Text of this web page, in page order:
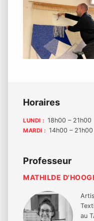
Barre
latérale
principale
Horaires
LUNDI : 18h00 – 21h00
MARDI : 14h00 – 21h00
Professeur
MATHILDE
au